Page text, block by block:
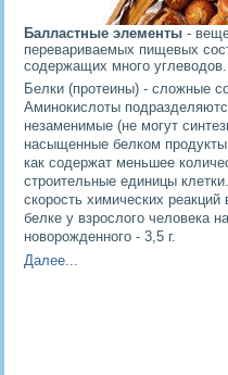
Балластные элементы -
перевариваемых пищевых
содержащих много углеводов.
Белки (протеины) - сложные
Аминокислоты
незаменимые (не могут
насыщенные белком
как содержат меньшее
строительные единицы
скорость химических
белке у взрослого человека
новорожденного - 3,5 г.
Далее...